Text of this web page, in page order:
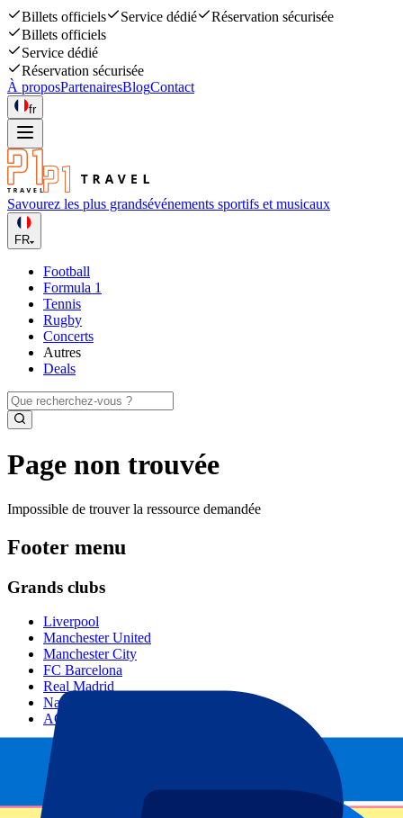
Billets officiels Service dédié
Réservation sécurisée
Billets officiels
Service dédié
Réservation sécurisée
À proposPartenairesBlogContact
fr
Savourez les plus grandsévénements sportifs et musicaux
FR
Football
Formula 1
Tennis
Rugby
Concerts
Autres
Deals
Page non trouvée
Impossible de trouver la ressource demandée
Footer menu
Grands clubs
Liverpool
Manchester United
Manchester City
FC Barcelona
Real Madrid
Napoli
AC Milan
Événements populaires
GP Espagne